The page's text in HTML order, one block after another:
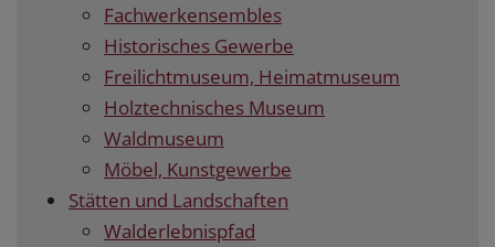
Fachwerkensembles
Historisches Gewerbe
Freilichtmuseum, Heimatmuseum
Holztechnisches Museum
Waldmuseum
Möbel, Kunstgewerbe
Stätten und Landschaften
Walderlebnispfad